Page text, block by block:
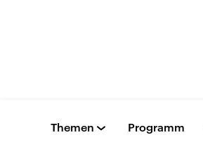
Themen Programm